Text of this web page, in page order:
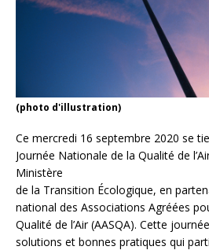
(photo d'illustration)
Ce mercredi 16 septembre 2020 se
Journée Nationale de la Qualité de
Ministère
de la Transition Écologique, en
national des Associations Agréées
Qualité de l’Air (AASQA). Cette
solutions et bonnes pratiques qui